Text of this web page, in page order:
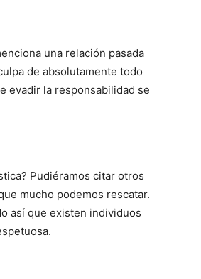
una relación pasada
de absolutamente todo
evadir la responsabilidad se
Pudiéramos citar otros
mucho podemos rescatar.
así que existen individuos